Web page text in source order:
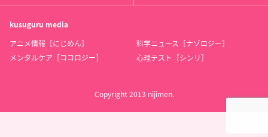
kusuguru media
アニメ情報［にじめん］
科学ニュース［ナゾロジー］
メンタルケア［ココロジー］
心理テスト［シンリ］
Copyright 2013 nijimen.